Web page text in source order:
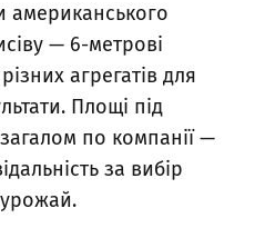
американського
— 6-метрові
агрегатів для
Площі під
по компанії —
за вибір